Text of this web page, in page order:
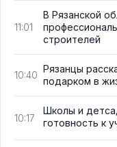
11:01
В Рязанской
строителей
10:40
Рязанцы
подарком в
10:17
Школы и
готовность к